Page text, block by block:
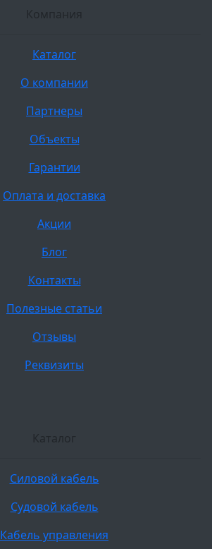
Компания
Каталог
О компании
Партнеры
Объекты
Гарантии
Оплата и доставка
Акции
Блог
Контакты
Полезные статьи
Отзывы
Реквизиты
Каталог
Силовой кабель
Судовой кабель
Кабель управления